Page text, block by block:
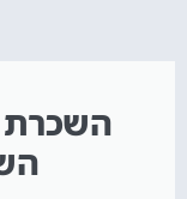
השכרת